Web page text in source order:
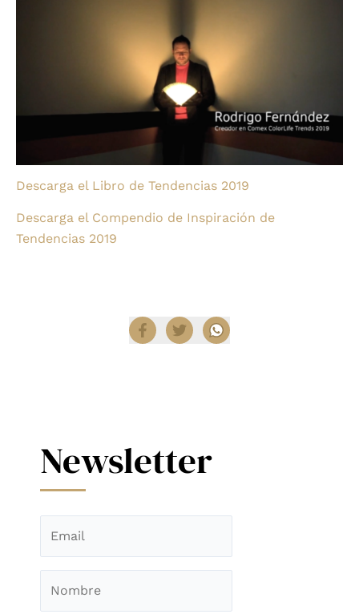
Descarga el Libro de Tendencias 2019
Descarga el Compendio de Inspiración de
Tendencias 2019
Newsletter